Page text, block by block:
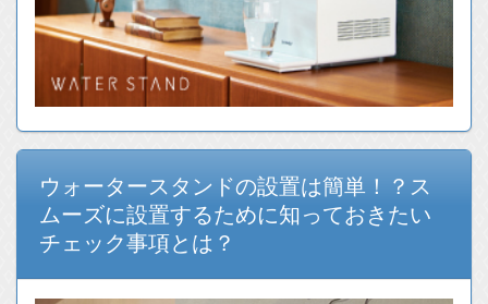
ウォータースタンドの設置は簡単！？ス
ムーズに設置するために知っておきたい
チェック事項とは？